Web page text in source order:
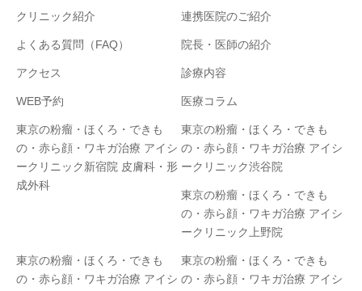
クリニック紹介 連携医院のご紹介
よくある質問（FAQ） 院長・医師の紹介
アクセス 診療内容
WEB予約 医療コラム
東京の粉瘤・ほくろ・できも
の・赤ら顔・ワキガ治療 アイシ
ークリニック新宿院 皮膚科・形
成外科
東京の粉瘤・ほくろ・できも
の・赤ら顔・ワキガ治療 アイシ
ークリニック渋谷院
東京の粉瘤・ほくろ・できも
の・赤ら顔・ワキガ治療 アイシ
ークリニック上野院
東京の粉瘤・ほくろ・できも
の・赤ら顔・ワキガ治療 アイシ
東京の粉瘤・ほくろ・できも
の・赤ら顔・ワキガ治療 アイシ